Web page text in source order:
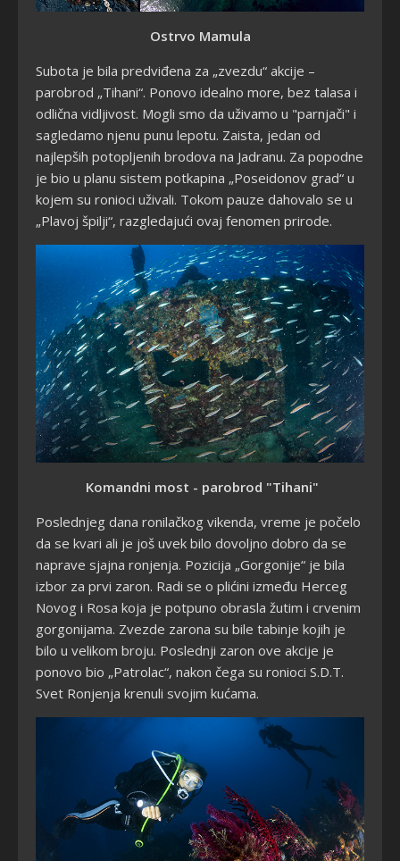
Ostrvo Mamula
Subota je bila predviđena za „zvezdu“ akcije –
parobrod „Tihani“. Ponovo idealno more, bez talasa i
odlična vidljivost. Mogli smo da uživamo u "parnjači" i
sagledamo njenu punu lepotu. Zaista, jedan od
najlepših potopljenih brodova na Jadranu. Za popodne
je bio u planu sistem potkapina „Poseidonov grad“ u
kojem su ronioci uživali. Tokom pauze dahovalo se u
„Plavoj špilji“, razgledajući ovaj fenomen prirode.
Komandni most - parobrod "Tihani"
Poslednjeg dana ronilačkog vikenda, vreme je počelo
da se kvari ali je još uvek bilo dovoljno dobro da se
naprave sjajna ronjenja. Pozicija „Gorgonije“ je bila
izbor za prvi zaron. Radi se o plićini između Herceg
Novog i Rosa koja je potpuno obrasla žutim i crvenim
gorgonijama. Zvezde zarona su bile tabinje kojih je
bilo u velikom broju. Poslednji zaron ove akcije je
ponovo bio „Patrolac“, nakon čega su ronioci S.D.T.
Svet Ronjenja krenuli svojim kućama.